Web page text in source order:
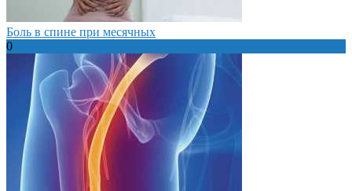
Боль в спине при месячных
0